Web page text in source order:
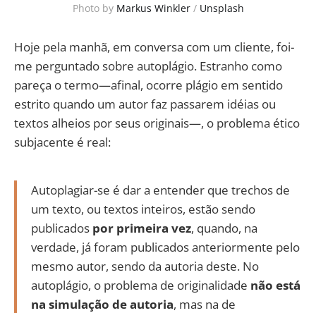
Photo by Markus Winkler / Unsplash
Hoje pela manhã, em conversa com um cliente, foi-
me perguntado sobre autoplágio. Estranho como
pareça o termo—afinal, ocorre plágio em sentido
estrito quando um autor faz passarem idéias ou
textos alheios por seus originais—, o problema ético
subjacente é real:
Autoplagiar-se é dar a entender que trechos de
um texto, ou textos inteiros, estão sendo
publicados por primeira vez, quando, na
verdade, já foram publicados anteriormente pelo
mesmo autor, sendo da autoria deste. No
autoplágio, o problema de originalidade não está
na simulação de autoria, mas na de